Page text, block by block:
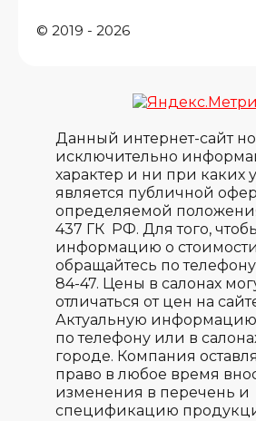
© 2019 - 2026
Данный интернет-сайт
исключительно
характер и ни при каких
является публичной
определяемой
437 ГК РФ. Для того,
информацию о
обращайтесь по
84-47. Цены в салонах
отличаться от цен на
Актуальную информацию
по телефону или в
городе. Компания
право в любое время
изменения в перечень и
спецификацию